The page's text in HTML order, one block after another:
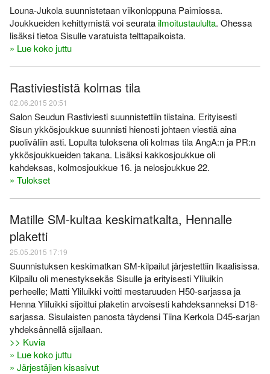
Louna-Jukola suunnistetaan viikonloppuna Paimiossa.
Joukkueiden kehittymistä voi seuratailmoitustaululta. Ohessa
lisäksi tietoa Sisulle varatuista telttapaikoista.
» Lue koko juttu
Rastiviestistä kolmas tila
02.06.2015 20:51
Salon Seudun Rastiviesti suunnistettiin tiistaina. Erityisesti
Sisun ykkösjoukkue suunnisti hienosti johtaen viestiä aina
puoliväliin asti. Lopulta tuloksena oli kolmas tila AngA:n ja PR:n
ykkösjoukkueiden takana. Lisäksi kakkosjoukkue oli
kahdeksas, kolmosjoukkue 16. ja nelosjoukkue 22.
» Tulokset
Matille SM-kultaa keskimatkalta, Hennalle
plaketti
25.05.2015 17:19
Suunnistuksen keskimatkan SM-kilpailut järjestettiin Ikaalisissa.
Kilpailu oli menestyksekäs Sisulle ja erityisesti Yliluikin
perheelle; Matti Yliluikki voitti mestaruuden H50-sarjassa ja
Henna Yliluikki sijoittui plaketin arvoisesti kahdeksanneksi D18-
sarjassa. Sisulaisten panosta täydensi Tiina Kerkola D45-sarjan
yhdeksännellä sijallaan.
>> Kuvia
» Lue koko juttu
» Järjestäjien kisasivut